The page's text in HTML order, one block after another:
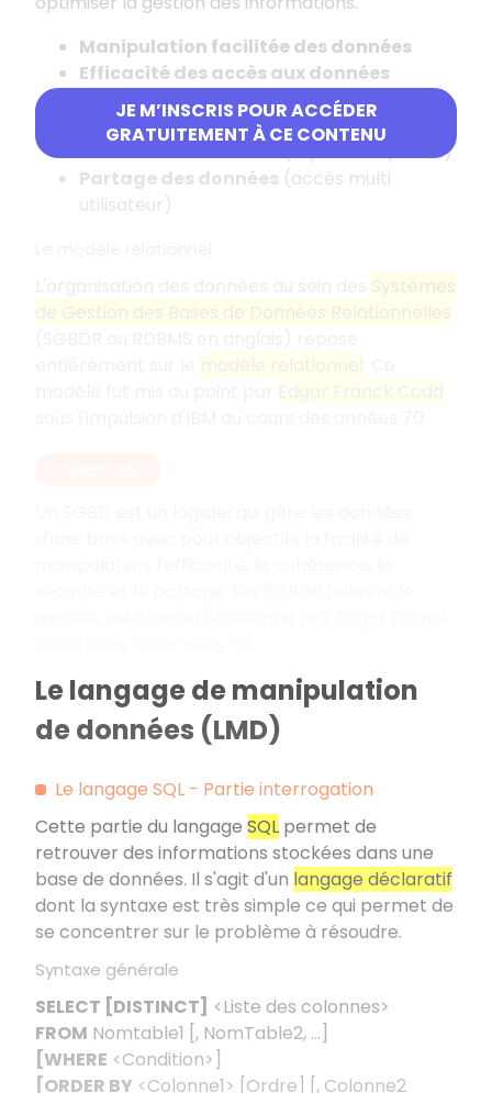
JE M’INSCRIS POUR ACCÉDER
GRATUITEMENT À CE CONTENU
Manipulation facilitée des données
Efficacité des accès aux données
Cohérence des données (règles
d'intégrité)
Sécurité des données(reprise sur panne)
Partage des données (accès multi
utilisateur)
Le langage de manipulation
de données (LMD)
Le langage SQL - Partie interrogation
Cette partie du langage SQL permet de
retrouver des informations stockées dans une
base de données. Il s'agit d'un langage déclaratif
dont la syntaxe est très simple ce qui permet de
se concentrer sur le problème à résoudre.
Syntaxe générale
SELECT [DISTINCT] <Liste des colonnes>
FROM Nomtable1 [, NomTable2, …]
[WHERE <Condition>]
[ORDER BY <Colonne1> [Ordre] [, Colonne2